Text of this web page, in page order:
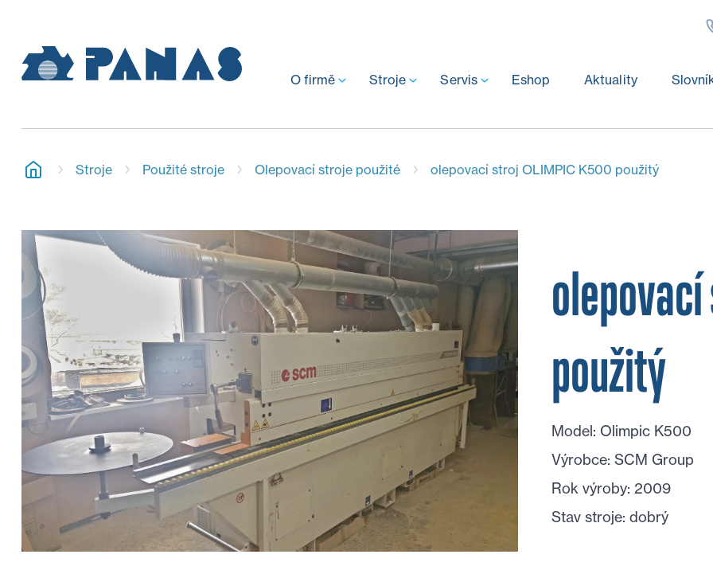
O firmě Stroje Servis Eshop Aktuality
Stroje Použité stroje Olepovací stroje použité olepovací stroj OLIMPIC K500 použitý
použitý
Model: Olimpic K500
Výrobce: SCM Group
Rok výroby: 2009
Stav stroje: dobrý